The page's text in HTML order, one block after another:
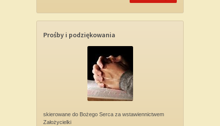
Prośby i podziękowania
skierowane do Bożego Serca za wstawiennictwem
Założycielki